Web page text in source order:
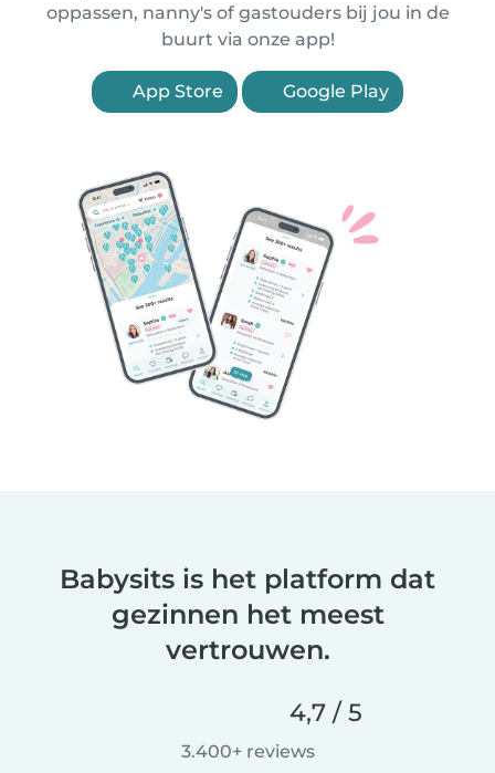
oppassen, nanny's of gastouders bij jou in de
buurt via onze app!
App Store Google Play
Babysits is het platform dat
gezinnen het meest
vertrouwen.
4,7 / 5
3.400+ reviews